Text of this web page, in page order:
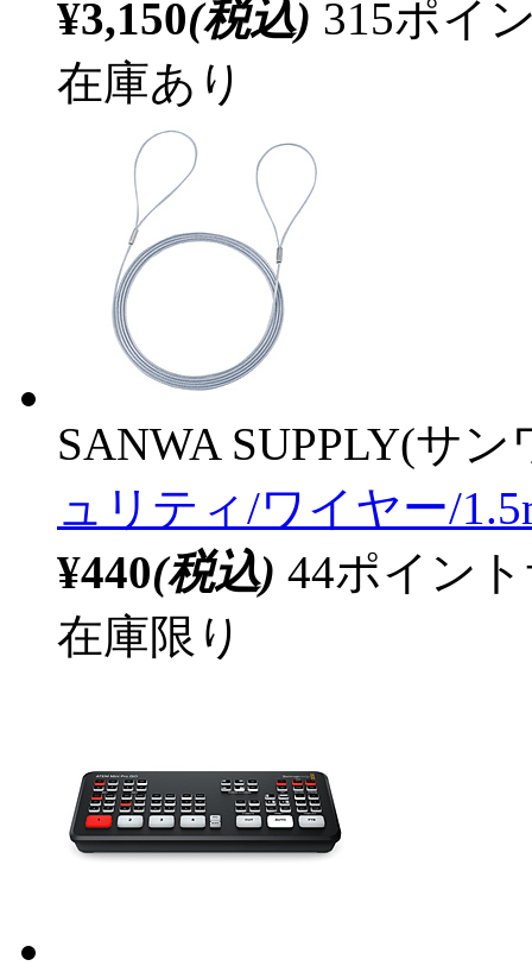
¥3,150(税込) 315ポイ
在庫あり
SANWA SUPPLY(サ
ュリティ/ワイヤー/
¥440(税込) 44ポイン
在庫限り